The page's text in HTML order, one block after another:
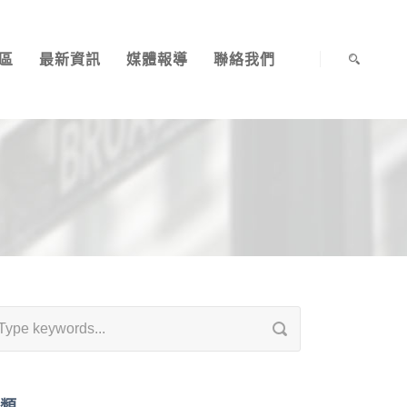
最新資訊 媒體報導 聯絡我們